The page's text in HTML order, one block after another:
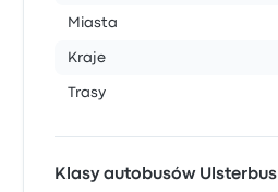
Miasta
Kraje
Trasy
Klasy autobusów Ulsterbus